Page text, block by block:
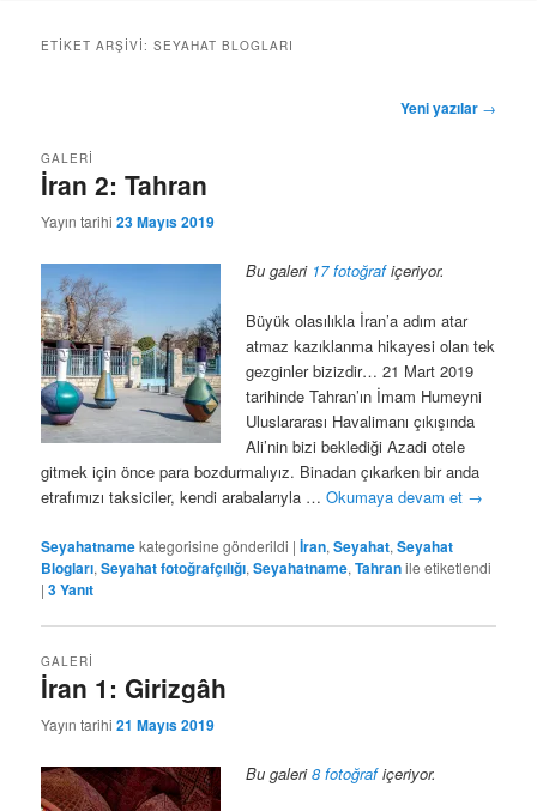
ETIKET ARŞIVI:SEYAHAT BLOGLARI
Yeni yazılar →
İran 2: Tahran
GALERI
Yayın tarihi23 Mayıs 2019
Bu galeri 17 fotoğrafiçeriyor.
Büyük olasılıkla İran’a adım atar
atmaz kazıklanma hikayesi olan tek
gezginler bizizdir… 21 Mart 2019
tarihinde Tahran’ın İmam Humeyni
Uluslararası Havalimanı çıkışında
Ali’nin bizi beklediği Azadi otele
gitmek için önce para bozdurmalıyız. Binadan çıkarken bir anda
etrafımızı taksiciler, kendi arabalarıyla …Okumaya devam et →
Seyahatnamekategorisine gönderildi |İran,Seyahat,Seyahat
Blogları,Seyahat fotoğrafçılığı,Seyahatname,Tahranile etiketlendi
|3Yanıt
İran 1: Girizgâh
GALERI
Yayın tarihi21 Mayıs 2019
Bu galeri8 fotoğrafiçeriyor.